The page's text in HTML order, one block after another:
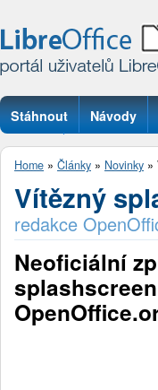
Stáhnout Návody
Otázky
Home » Články » Novinky »
Vítězný
redakce
Neoficiální